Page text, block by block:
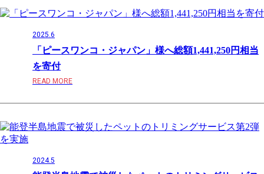
2025.6
「ピースワンコ・ジャパン」様へ総額1,441,250円相当
を寄付
READ MORE
2024.5